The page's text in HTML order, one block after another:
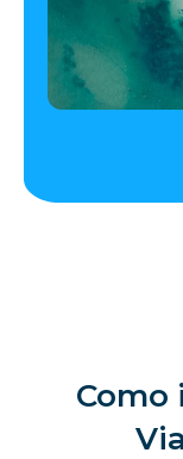
Como